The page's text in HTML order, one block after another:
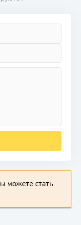
можете стать